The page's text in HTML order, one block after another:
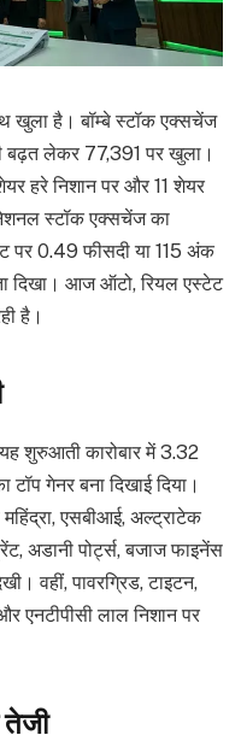
खुला है। बॉम्बे स्टॉक एक्सचेंज
लेकर 77,391 पर खुला।
हरे निशान पर और 11 शेयर
स्टॉक एक्सचेंज का
पर 0.49 फीसदी या 115 अंक
दिखा। आज ऑटो, रियल एस्टेट
है।
शुरुआती कारोबार में 3.32
गेनर बना दिखाई दिया।
एसबीआई, अल्ट्राटेक
अडानी पोर्ट्स, बजाज फाइनेंस
वहीं, पावरग्रिड, टाइटन,
एनटीपीसी लाल निशान पर